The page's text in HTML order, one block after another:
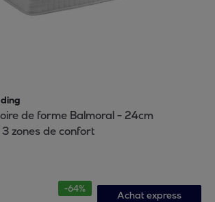
de forme Balmoral - 24cm
zones de confort
-64%
Achat express